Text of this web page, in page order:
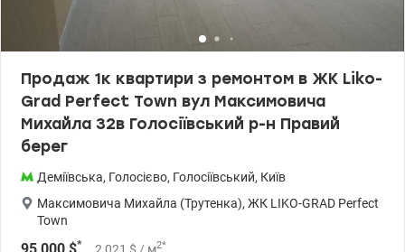
Продаж 1к квартири з ремонтом в ЖК Liko-
Grad Perfect Town вул Максимовича
Михайла 32в Голосіївський р-н Правий
берег
Деміївська, Голосієво, Голосіївський, Київ
Максимовича Михайла (Трутенка), ЖК LIKO-GRAD Perfect
Town
* 2 021 $ / м2*